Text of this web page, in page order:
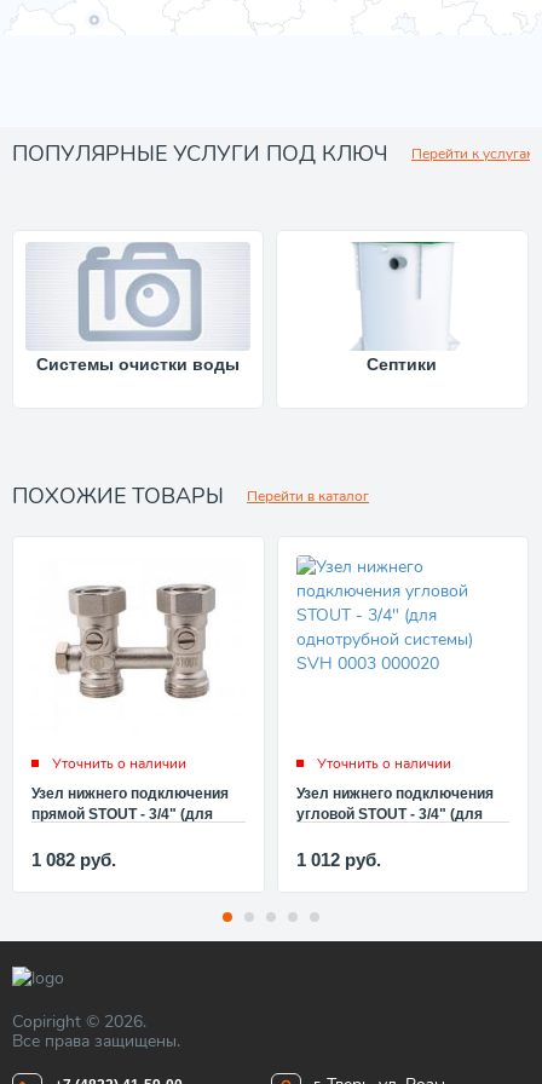
ПОПУЛЯРНЫЕ УСЛУГИ ПОД КЛЮЧ Перейти к услугам
Системы очистки воды Септики
ПОХОЖИЕ ТОВАРЫ Перейти в каталог
Уточнить о наличии
Узел нижнего подключения
прямой STOUT - 3/4" (для
0001 000020
1 082 руб.
Уточнить о наличии
Узел нижнего подключения
угловой STOUT - 3/4" (для
0003 000020
1 012 руб.
Copiright © 2026.
Все права защищены.